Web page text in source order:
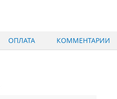
ОПЛАТА КОММЕНТАРИИ